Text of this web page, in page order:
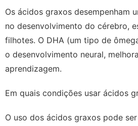
Os ácidos graxos desempenham
no desenvolvimento do cérebro,
filhotes. O DHA (um tipo de
o desenvolvimento neural,
aprendizagem.
Em quais condições usar ácidos
O uso dos ácidos graxos pode